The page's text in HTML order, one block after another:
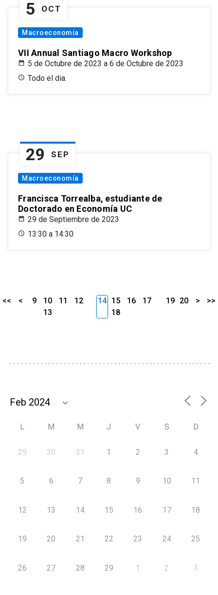
5 OCT
Macroeconomía
VII Annual Santiago Macro Workshop
5 de Octubre de 2023 a 6 de Octubre de 2023
Todo el dia.
29 SEP
Macroeconomía
Francisca Torrealba, estudiante de
Doctorado en Economía UC
29 de Septiembre de 2023
13:30 a 14:30
<< < 9 10 11
12
13
14 15 16
17
18
19 20 > >>
L M M J V S D
29 30 31 1 2 3 4
5 6 7 8 9 10 11
12 13 14 15 16 17 18
19 20 21 22 23 24 25
26 27 28 29 1 2 3